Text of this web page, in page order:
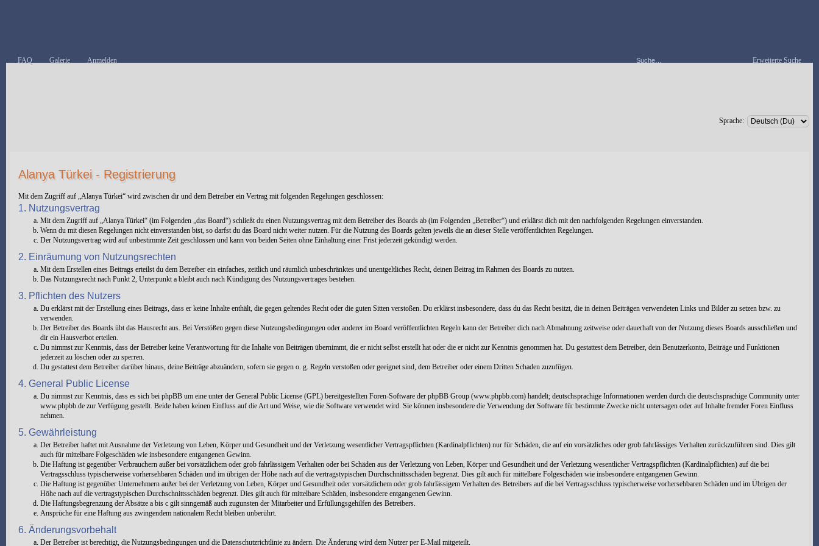
Erweiterte Suche
FAQ Galerie Anmelden
Sprache:
Alanya Türkei - Registrierung
Mit dem Zugriff auf „Alanya Türkei“ wird zwischen dir und dem Betreiber ein Vertrag mit folgenden Regelungen geschlossen:
1. Nutzungsvertrag
Mit dem Zugriff auf „Alanya Türkei“ (im Folgenden „das Board“) schließt du einen Nutzungsvertrag mit dem Betreiber des Boards ab (im Folgenden „Betreiber“) und erklärst dich mit den nachfolgenden Regelungen einverstanden.
Wenn du mit diesen Regelungen nicht einverstanden bist, so darfst du das Board nicht weiter nutzen. Für die Nutzung des Boards gelten jeweils die an dieser Stelle veröffentlichten Regelungen.
Der Nutzungsvertrag wird auf unbestimmte Zeit geschlossen und kann von beiden Seiten ohne Einhaltung einer Frist jederzeit gekündigt werden.
2. Einräumung von Nutzungsrechten
Mit dem Erstellen eines Beitrags erteilst du dem Betreiber ein einfaches, zeitlich und räumlich unbeschränktes und unentgeltliches Recht, deinen Beitrag im Rahmen des Boards zu nutzen.
Das Nutzungsrecht nach Punkt 2, Unterpunkt a bleibt auch nach Kündigung des Nutzungsvertrages bestehen.
3. Pflichten des Nutzers
Du erklärst mit der Erstellung eines Beitrags, dass er keine Inhalte enthält, die gegen geltendes Recht oder die guten Sitten verstoßen. Du erklärst insbesondere, dass du das Recht besitzt, die in deinen Beiträgen verwendeten Links und Bilder zu setzen bzw. zu
verwenden.
Der Betreiber des Boards übt das Hausrecht aus. Bei Verstößen gegen diese Nutzungsbedingungen oder anderer im Board veröffentlichten Regeln kann der Betreiber dich nach Abmahnung zeitweise oder dauerhaft von der Nutzung dieses Boards ausschließen und
dir ein Hausverbot erteilen.
Du nimmst zur Kenntnis, dass der Betreiber keine Verantwortung für die Inhalte von Beiträgen übernimmt, die er nicht selbst erstellt hat oder die er nicht zur Kenntnis genommen hat. Du gestattest dem Betreiber, dein Benutzerkonto, Beiträge und Funktionen
jederzeit zu löschen oder zu sperren.
Du gestattest dem Betreiber darüber hinaus, deine Beiträge abzuändern, sofern sie gegen o. g. Regeln verstoßen oder geeignet sind, dem Betreiber oder einem Dritten Schaden zuzufügen.
4. General Public License
Du nimmst zur Kenntnis, dass es sich bei phpBB um eine unter der General Public License (GPL) bereitgestellten Foren-Software der phpBB Group (www.phpbb.com) handelt; deutschsprachige Informationen werden durch die deutschsprachige Community unter
www.phpbb.de zur Verfügung gestellt. Beide haben keinen Einfluss auf die Art und Weise, wie die Software verwendet wird. Sie können insbesondere die Verwendung der Software für bestimmte Zwecke nicht untersagen oder auf Inhalte fremder Foren Einfluss
nehmen.
5. Gewährleistung
Der Betreiber haftet mit Ausnahme der Verletzung von Leben, Körper und Gesundheit und der Verletzung wesentlicher Vertragspflichten (Kardinalpflichten) nur für Schäden, die auf ein vorsätzliches oder grob fahrlässiges Verhalten zurückzuführen sind. Dies gilt
auch für mittelbare Folgeschäden wie insbesondere entgangenen Gewinn.
Die Haftung ist gegenüber Verbrauchern außer bei vorsätzlichem oder grob fahrlässigem Verhalten oder bei Schäden aus der Verletzung von Leben, Körper und Gesundheit und der Verletzung wesentlicher Vertragspflichten (Kardinalpflichten) auf die bei
Vertragsschluss typischerweise vorhersehbaren Schäden und im übrigen der Höhe nach auf die vertragstypischen Durchschnittsschäden begrenzt. Dies gilt auch für mittelbare Folgeschäden wie insbesondere entgangenen Gewinn.
Die Haftung ist gegenüber Unternehmern außer bei der Verletzung von Leben, Körper und Gesundheit oder vorsätzlichem oder grob fahrlässigem Verhalten des Betreibers auf die bei Vertragsschluss typischerweise vorhersehbaren Schäden und im Übrigen der
Höhe nach auf die vertragstypischen Durchschnittsschäden begrenzt. Dies gilt auch für mittelbare Schäden, insbesondere entgangenen Gewinn.
Die Haftungsbegrenzung der Absätze a bis c gilt sinngemäß auch zugunsten der Mitarbeiter und Erfüllungsgehilfen des Betreibers.
Ansprüche für eine Haftung aus zwingendem nationalem Recht bleiben unberührt.
6. Änderungsvorbehalt
Der Betreiber ist berechtigt, die Nutzungsbedingungen und die Datenschutzrichtlinie zu ändern. Die Änderung wird dem Nutzer per E-Mail mitgeteilt.